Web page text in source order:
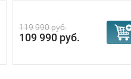
119 990 руб.
109 990 руб.